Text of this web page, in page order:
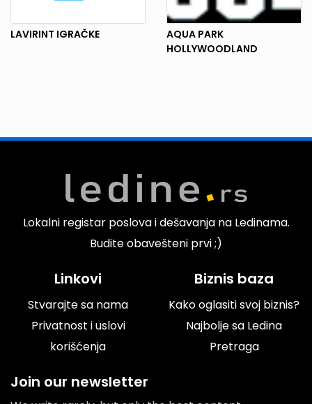
LAVIRINT IGRAČKE
AQUA PARK
HOLLYWOODLAND
Lokalni registar poslova i dešavanja na Ledinama.
Budite obavešteni prvi ;)
Linkovi
Stvarajte sa nama
Privatnost i uslovi
korišćenja
Biznis baza
Kako oglasiti svoj biznis?
Najbolje sa Ledina
Pretraga
Join our newsletter